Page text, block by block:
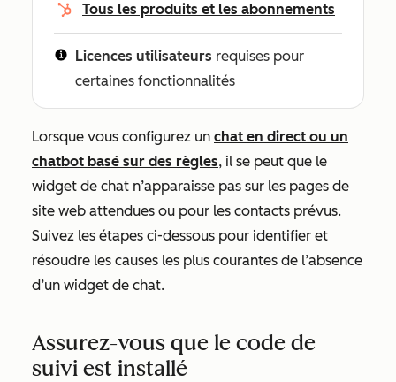
Tous les produits et les abonnements
Licences utilisateurs requises pour
certaines fonctionnalités
Lorsque vous configurez un chat en direct ou un
chatbot basé sur des règles, il se peut que le
widget de chat n’apparaisse pas sur les pages de
site web attendues ou pour les contacts prévus.
Suivez les étapes ci-dessous pour identifier et
résoudre les causes les plus courantes de l’absence
d’un widget de chat.
Assurez-vous que le code de
suivi est installé